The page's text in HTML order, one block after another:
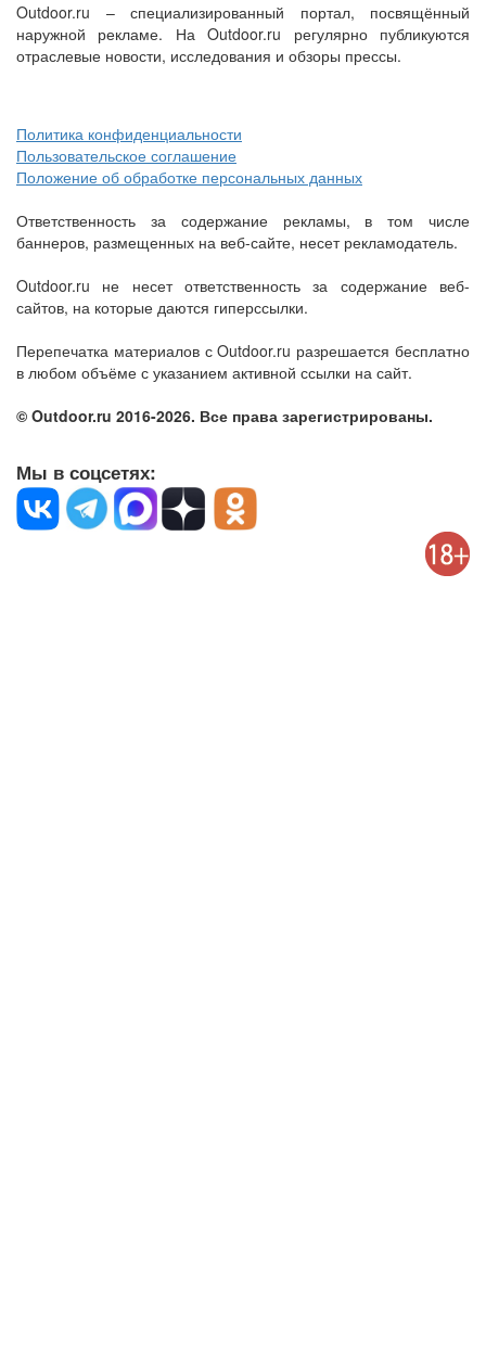
Outdoor.ru – специализированный портал, посвящённый
наружной рекламе. На Outdoor.ru регулярно публикуются
отраслевые новости, исследования и обзоры прессы.
Политика конфиденциальности
Пользовательское соглашение
Положение об обработке персональных данных
Ответственность за содержание рекламы, в том числе
баннеров, размещенных на веб-сайте, несет рекламодатель.
Outdoor.ru не несет ответственность за содержание веб-
сайтов, на которые даются гиперссылки.
Перепечатка материалов с Outdoor.ru разрешается бесплатно
в любом объёме с указанием активной ссылки на сайт.
© Outdoor.ru 2016-2026. Все права зарегистрированы.
Мы в соцсетях: